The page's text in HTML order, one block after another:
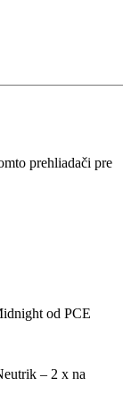
prehliadači pre
od PCE
– 2 x na